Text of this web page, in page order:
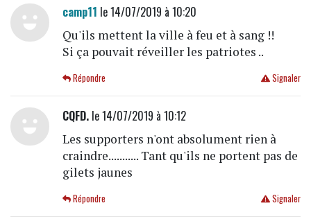
camp11 le 14/07/2019 à 10:20
Qu'ils mettent la ville à feu et à sang !!
Si ça pouvait réveiller les patriotes ..
Signaler
Répondre
CQFD.le 14/07/2019 à 10:12
Les supporters n'ont absolument rien à
craindre........... Tant qu'ils ne portent pas de
gilets jaunes
Signaler
Répondre